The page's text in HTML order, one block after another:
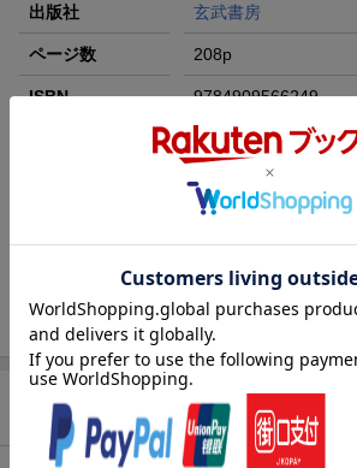
出版社 玄武書房
ページ数 208p
ISBN 9784909566249
POD本に関するご注意
こちらの商品は【プリントオンデマンド版】
際にはご連絡いたします。
過去に取り扱っている商品があった場合、当
質・価格が異なる場合がございます。あらか
商品説明